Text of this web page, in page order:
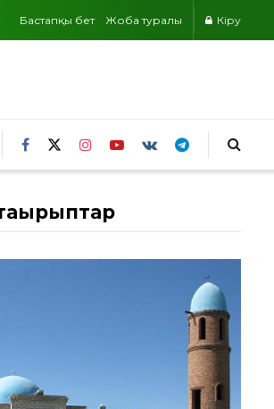
Бастапқы бет Жоба туралы Кіру